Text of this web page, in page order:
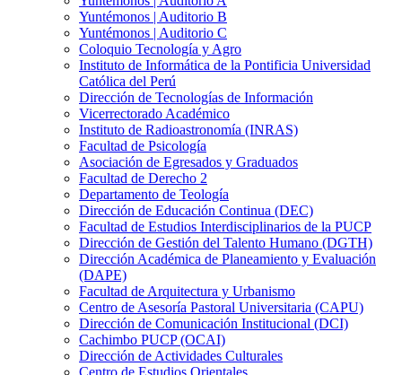
Yuntémonos | Auditorio B
Yuntémonos | Auditorio C
Coloquio Tecnología y Agro
Instituto de Informática de la Pontificia Universidad
Católica del Perú
Dirección de Tecnologías de Información
Vicerrectorado Académico
Instituto de Radioastronomía (INRAS)
Facultad de Psicología
Asociación de Egresados y Graduados
Facultad de Derecho 2
Departamento de Teología
Dirección de Educación Continua (DEC)
Facultad de Estudios Interdisciplinarios de la PUCP
Dirección de Gestión del Talento Humano (DGTH)
Dirección Académica de Planeamiento y Evaluación
(DAPE)
Facultad de Arquitectura y Urbanismo
Centro de Asesoría Pastoral Universitaria (CAPU)
Dirección de Comunicación Institucional (DCI)
Cachimbo PUCP (OCAI)
Dirección de Actividades Culturales
Centro de Estudios Orientales